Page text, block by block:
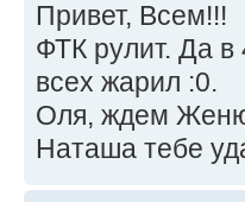
Привет, Всем!!!
ФТК рулит. Да в
всех жарил :0.
Оля, ждем
Наташа тебе